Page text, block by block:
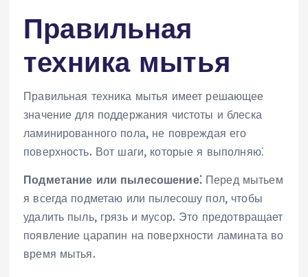
Правильная
техника мытья
Правильная техника мытья имеет решающее
значение для поддержания чистоты и блеска
ламинированного пола, не повреждая его
поверхность. Вот шаги, которые я выполняю⁚
Подметание или пылесошение⁚Перед мытьем
я всегда подметаю или пылесошу пол, чтобы
удалить пыль, грязь и мусор. Это предотвращает
появление царапин на поверхности ламината во
время мытья.